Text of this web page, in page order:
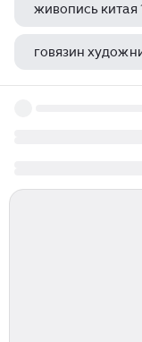
живопись китая
говязин